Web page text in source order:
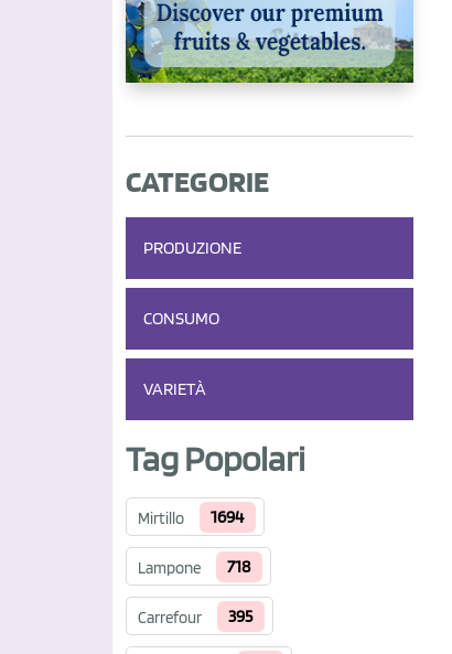
CATEGORIE
PRODUZIONE
CONSUMO
VARIETÀ
Tag Popolari
Mirtillo 1694
Lampone 718
Carrefour 395